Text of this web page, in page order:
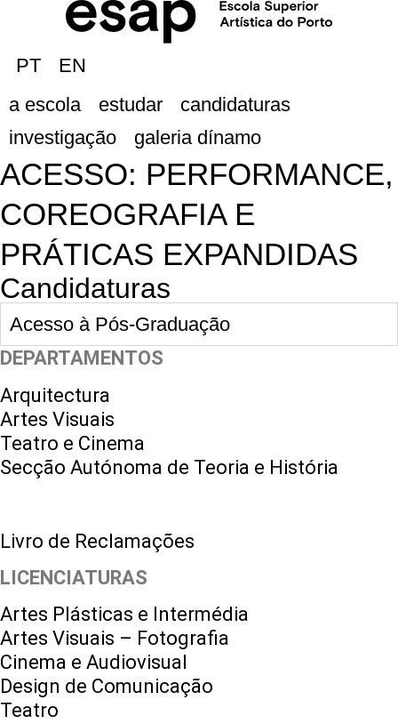
PT
EN
a escola
estudar
candidaturas
investigação
galeria dínamo
ACESSO: PERFORMANCE,
COREOGRAFIA E
PRÁTICAS EXPANDIDAS
Candidaturas
Acesso à Pós-Graduação
DEPARTAMENTOS
Arquitectura
Artes Visuais
Teatro e Cinema
Secção Autónoma de Teoria e História
Livro de Reclamações
LICENCIATURAS
Artes Plásticas e Intermédia
Artes Visuais – Fotografia
Cinema e Audiovisual
Design de Comunicação
Teatro